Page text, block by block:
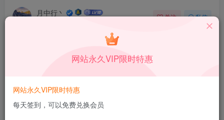
月中行丶 关注 私信
此内容为免费资源，请登录后查看
网站永久VIP限时特惠
网站永久VIP限时特惠
每天签到，可以免费兑换会员